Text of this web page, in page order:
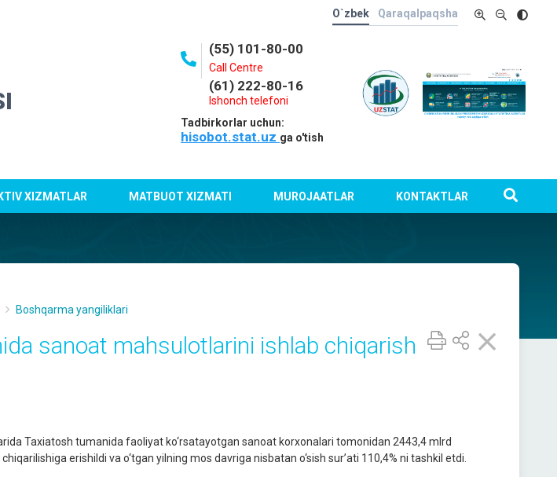
O`zbek Qaraqalpaqsha
(55) 101-80-00
Call Centre
(61) 222-80-16
Ishonch telefoni
Tadbirkorlar uchun:
hisobot.stat.uz ga o'tish
XIZMATLAR MATBUOT XIZMATI MUROJAATLAR KONTAKTLAR
Boshqarma yangiliklari
sanoat mahsulotlarini ishlab chiqarish
Taxiatosh tumanida faoliyat ko‘rsatayotgan sanoat korxonalari tomonidan 2443,4 mlrd
erishildi va o‘tgan yilning mos davriga nisbatan o‘sish sur’ati 110,4% ni tashkil etdi.